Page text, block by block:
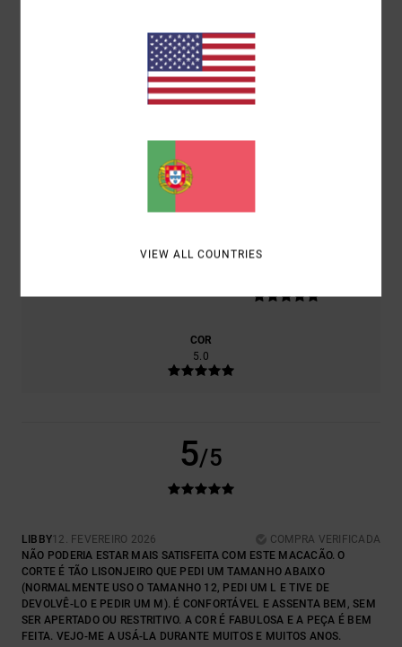
FEVEREIRO 2026
100% DOS NOSSOS CLIENTES RECOMENDAM ESTE
PRODUTO
RELAÇÃO QUALIDADE/PREÇO
COR
5.0
5/5
LIBBY12. FEVEREIRO 2026
COMPRA VERIFICADA
NÃO PODERIA ESTAR MAIS SATISFEITA COM ESTE MACACÃO. O
CORTE É TÃO LISONJEIRO QUE PEDI UM TAMANHO ABAIXO
(NORMALMENTE USO O TAMANHO 12, PEDI UM L E TIVE DE
DEVOLVÊ-LO E PEDIR UM M). É CONFORTÁVEL E ASSENTA BEM, SEM
SER APERTADO OU RESTRITIVO. A COR É FABULOSA E A PEÇA É BEM
FEITA. VEJO-ME A USÁ-LA DURANTE MUITOS E MUITOS ANOS.
VIEW ALL COUNTRIES